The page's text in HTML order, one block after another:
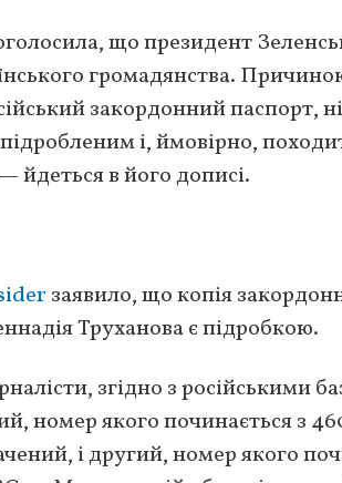
що президент
громадянства.
закордонний паспорт,
і, ймовірно,
йдеться в його дописі.
заявило, що копія
Труханова є підробкою.
згідно з російськими
номер якого починається з
і другий, номер якого